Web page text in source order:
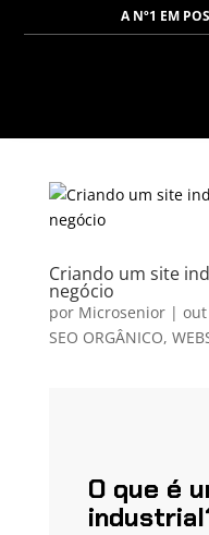
A Nº1 EM
Criando um site
negócio
por Microsenior| out
SEO ORGÂNICO,
O que é